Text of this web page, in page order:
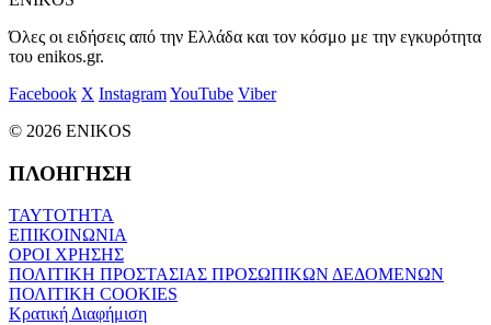
Όλες οι ειδήσεις από την Ελλάδα και τον κόσμο με την εγκυρότητα
του enikos.gr.
Facebook X InstagramYouTube Viber
© 2026 ENIKOS
ΠΛΟΗΓΗΣΗ
ΤΑΥΤΟΤΗΤΑ
ΕΠΙΚΟΙΝΩΝΙΑ
ΟΡΟΙ ΧΡΗΣΗΣ
ΠΟΛΙΤΙΚΗ ΠΡΟΣΤΑΣΙΑΣ ΠΡΟΣΩΠΙΚΩΝ ΔΕΔΟΜΕΝΩΝ
ΠΟΛΙΤΙΚΗ COOKIES
Κρατική Διαφήμιση